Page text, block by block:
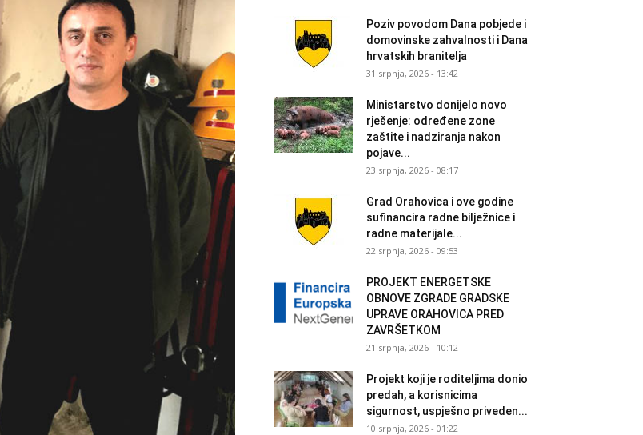
Poziv povodom Dana pobjede i
domovinske zahvalnosti i Dana
hrvatskih branitelja
31 srpnja, 2026 - 13:42
Ministarstvo donijelo novo
rješenje: određene zone
zaštite i nadziranja nakon
pojave...
23 srpnja, 2026 - 08:17
Grad Orahovica i ove godine
sufinancira radne bilježnice i
radne materijale...
22 srpnja, 2026 - 09:53
PROJEKT ENERGETSKE
OBNOVE ZGRADE GRADSKE
UPRAVE ORAHOVICA PRED
ZAVRŠETKOM
21 srpnja, 2026 - 10:12
Projekt koji je roditeljima donio
predah, a korisnicima
sigurnost, uspješno priveden...
10 srpnja, 2026 - 01:22